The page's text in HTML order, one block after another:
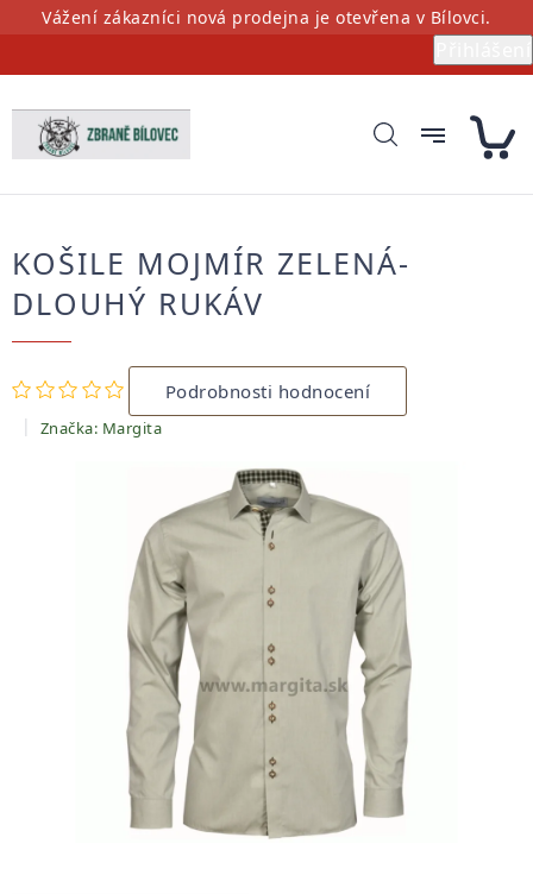
PřejítVážení zákazníci nová prodejna je otevřena v Bílovci.
KOŠILE MOJMÍR ZELENÁ-
DLOUHÝ RUKÁV
Průměrné
hodnocení
produktu
je
hvězdiček.
Podrobnosti hodnocení
Značka: Margita